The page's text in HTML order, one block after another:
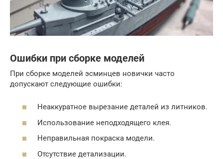
Ошибки при сборке моделей
При сборке моделей эсминцев новички часто
допускают следующие ошибки:
Неаккуратное вырезание деталей из литников.
Использование неподходящего клея.
Неправильная покраска модели.
Отсутствие детализации.